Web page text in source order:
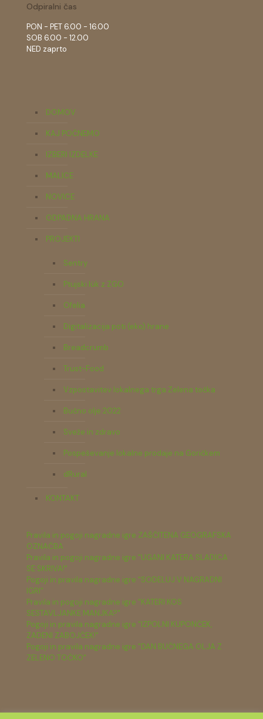
Odpiralni čas
PON - PET 6.00 - 16.00
SOB 6.00 - 12.00
NED zaprto
DOMOV
KAJ POČNEMO
IZBERI IZDELKE
MALICE
NOVICE
ODPADNA HRANA
PROJEKTI
Sentry
Ptujski lük z ZGO
Ofelia
Digitalizacija poti (eko) hrane
Breadcrumb
Trust-Food
Vzpostavitev lokalnega trga Zelena točka
Bučno olje 2022
Sveže in zdravo
Pospeševanje lokalne prodaje na Goričkem
dRural
KONTAKT
Pravila in pogoji nagradne igre ZAŠČITENA GEOGRAFSKA
OZNAČBA
Pravila in pogoji nagradne igre "UGANI KATERA SLADICA
SE SKRIVA!"
Pogoji in pravila nagradne igre "SODELUJ V NAGRADNI
IGRI"
Pravila in pogoji nagradne igre "KATERI KOS
SESTAVLJANKE MANJKA?"
Pogoji in pravila nagradne igre "IZPOLNI KUPONČEK,
ZADENI ZABOJČEK!"
Pogoji in pravila nagradne igre "DAN BUČNEGA OLJA Z
ZELENO TOČKO"